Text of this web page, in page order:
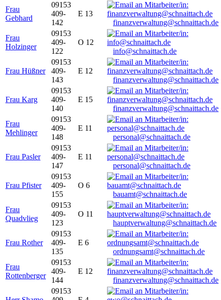
Frau
Gebhard
09153
409-
142
E 13
finanzverwaltung@schnaittach.de
Frau
Holzinger
09153
409-
122
O 12
info@schnaittach.de
Frau Hüßner
09153
409-
143
E 12
finanzverwaltung@schnaittach.de
Frau Karg
09153
409-
140
E 15
finanzverwaltung@schnaittach.de
Frau
Mehlinger
09153
409-
148
E 11
personal@schnaittach.de
Frau Pasler
09153
409-
147
E 11
personal@schnaittach.de
Frau Pfister
09153
409-
155
O 6
bauamt@schnaittach.de
Frau
Quadvlieg
09153
409-
123
O 11
hauptverwaltung@schnaittach.de
Frau Rother
09153
409-
135
E 6
ordnungsamt@schnaittach.de
Frau
Rottenberger
09153
409-
144
E 12
finanzverwaltung@schnaittach.de
09153